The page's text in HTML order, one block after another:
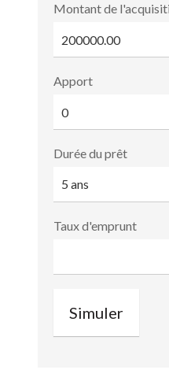
Montant de
Apport
Durée du prêt
Taux d'emprunt